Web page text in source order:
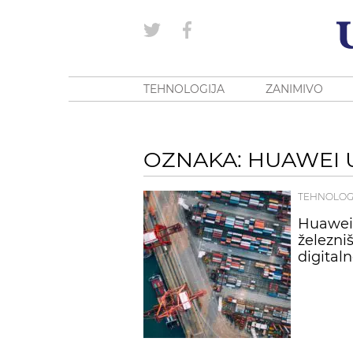
TEHNOLOGIJA ZANIMIVO
OZNAKA: HUAWEI